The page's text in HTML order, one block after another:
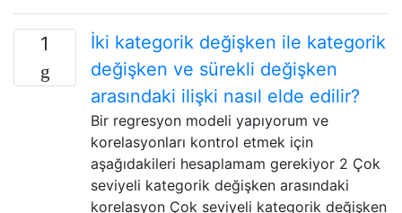
1
İki kategorik değişken ile kategorik
değişken ve sürekli değişken
arasındaki ilişki nasıl elde edilir?
Bir regresyon modeli yapıyorum ve
korelasyonları kontrol etmek için
aşağıdakileri hesaplamam gerekiyor 2 Çok
seviyeli kategorik değişken arasındaki
korelasyon Çok seviyeli kategorik değişken